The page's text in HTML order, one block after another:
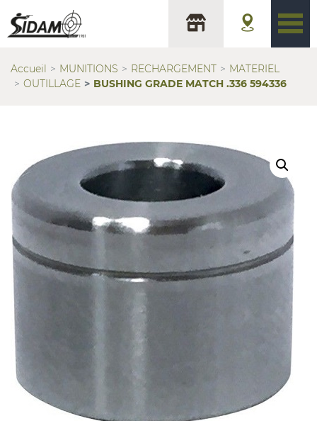
Accueil MUNITIONS RECHARGEMENT
MATERIEL
OUTILLAGE
BUSHING GRADE MATCH .336 594336